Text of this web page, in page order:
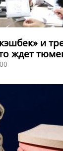
и
ждет